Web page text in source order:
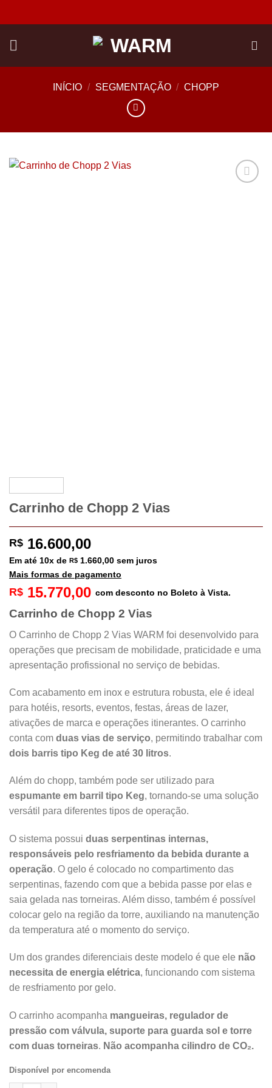
to
INÍCIO / SEGMENTAÇÃO / CHOPP
Carrinho de Chopp 2 Vias
R$ 16.600,00
Em até 10x de R$ 1.660,00 sem juros
Mais formas de pagamento
R$ 15.770,00 com desconto no Boleto à Vista.
Carrinho de Chopp 2 Vias
O Carrinho de Chopp 2 Vias WARM foi desenvolvido para
operações que precisam de mobilidade, praticidade e uma
apresentação profissional no serviço de bebidas.
Com acabamento em inox e estrutura robusta, ele é ideal
para hotéis, resorts, eventos, festas, áreas de lazer,
ativações de marca e operações itinerantes. O carrinho
conta com duas vias de serviço, permitindo trabalhar com
dois barris tipo Keg de até 30 litros.
Além do chopp, também pode ser utilizado para
espumante em barril tipo Keg, tornando-se uma solução
versátil para diferentes tipos de operação.
O sistema possui duas serpentinas internas,
responsáveis pelo resfriamento da bebida durante a
operação. O gelo é colocado no compartimento das
serpentinas, fazendo com que a bebida passe por elas e
saia gelada nas torneiras. Além disso, também é possível
colocar gelo na região da torre, auxiliando na manutenção
da temperatura até o momento do serviço.
Um dos grandes diferenciais deste modelo é que ele não
necessita de energia elétrica, funcionando com sistema
de resfriamento por gelo.
O carrinho acompanha mangueiras, regulador de
pressão com válvula, suporte para guarda sol e torre
com duas torneiras. Não acompanha cilindro de CO₂.
Disponível por encomenda